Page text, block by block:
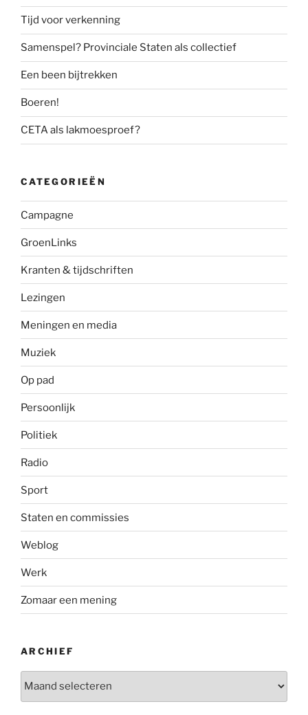
Tijd voor verkenning
Samenspel? Provinciale Staten als collectief
Een been bijtrekken
Boeren!
CETA als lakmoesproef?
CATEGORIEËN
Campagne
GroenLinks
Kranten & tijdschriften
Lezingen
Meningen en media
Muziek
Op pad
Persoonlijk
Politiek
Radio
Sport
Staten en commissies
Weblog
Werk
Zomaar een mening
ARCHIEF